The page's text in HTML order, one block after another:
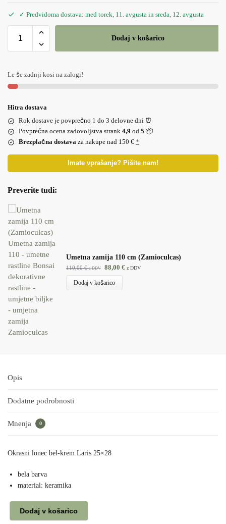
✓ Predvidoma dostava: med torek, 11. avgusta in sreda, 12. avgusta
Dodaj v košarico
Le še zadnji kosi na zalogi!
Hitra dostava
Rok dostave je povprečno 1 do 3 delovne dni ⏰
Povprečna ocena zadovoljstva strank 4,9 od 5 📦
Brezplačna dostava za nakupe nad 150 € *
Imate vprašanje? Pišite nam!
Preverite tudi:
Umetna zamija 110 cm (Zamioculcas)
110,00€ z DDV 88,00 € z DDV
Dodaj v košarico
Opis
Dodatne podrobnosti
Mnenja 0
Okrasni lonec bel-krem Laris 25×28
bela barva
material: keramika
Dodaj v košarico